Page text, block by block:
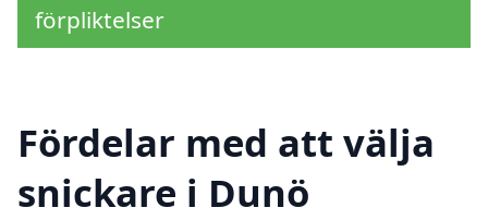
förpliktelser
Fördelar med att välja
snickare i Dunö